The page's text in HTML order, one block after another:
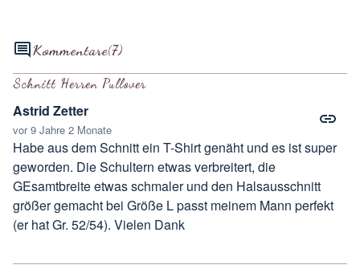
Kommentare(7)
Schnitt Herren Pullover
Astrid Zetter
vor 9 Jahre 2 Monate
Habe aus dem Schnitt ein T-Shirt genäht und es ist super
geworden. Die Schultern etwas verbreitert, die
GEsamtbreite etwas schmaler und den Halsausschnitt
größer gemacht bei Größe L passt meinem Mann perfekt
(er hat Gr. 52/54). Vielen Dank